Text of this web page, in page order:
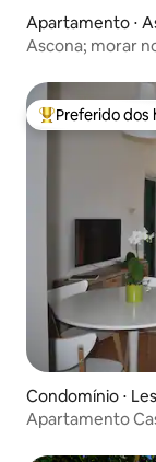
Apartamento ⋅
Ascona; morar
Entre os
Preferido dos
Condomínio ⋅
Apartamento